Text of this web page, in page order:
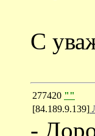
С
277420 ""
[84.189.9.139]
-